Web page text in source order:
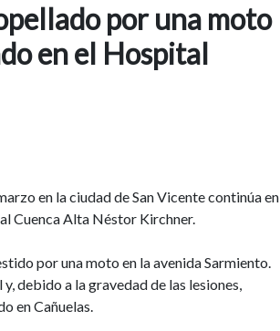
por una moto
en el Hospital
en la ciudad de San Vicente continúa en
Cuenca Alta Néstor Kirchner.
por una moto en la avenida Sarmiento.
debido a la gravedad de las lesiones,
en Cañuelas.